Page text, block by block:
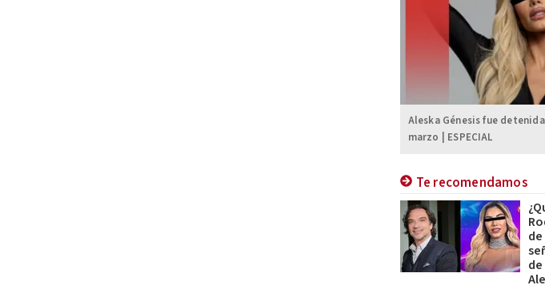
Aleska Génesis fue
marzo | ESPECIAL
Te recomendamos